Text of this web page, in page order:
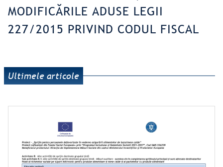
MODIFICĂRILE ADUSE LEGII
227/2015 PRIVIND CODUL FISCAL
Ultimele articole